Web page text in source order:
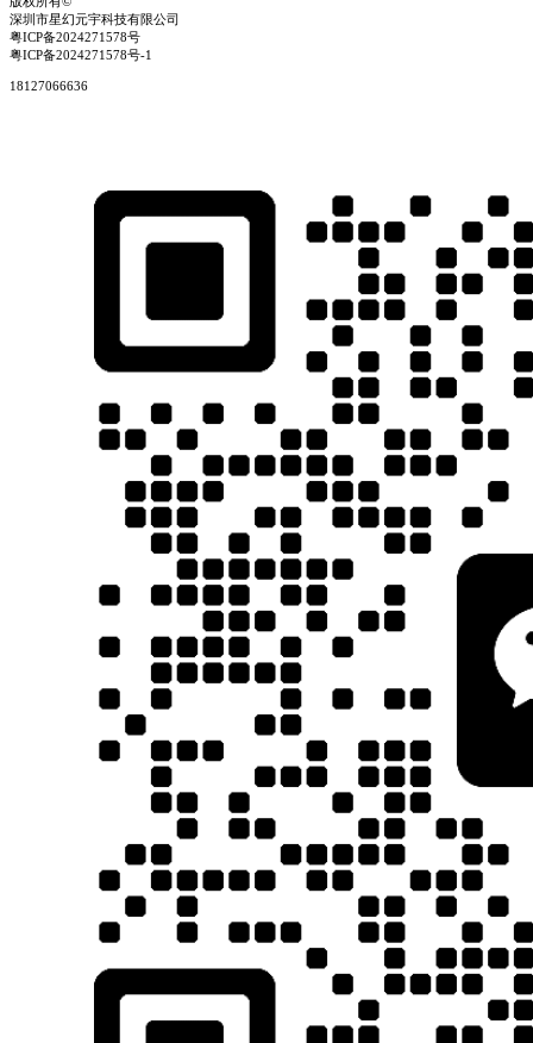
深圳市星幻元宇科技有限公司
粤ICP备2024271578号
粤ICP备2024271578号-1
18127066636